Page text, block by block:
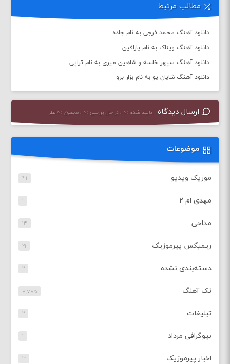
مطالب مرتبط
دانلود آهنگ محمد فرجی به نام جاده
دانلود آهنگ ویناک به نام پارافین
دانلود آهنگ سپهر خلسه و شاهین میری به نام تراپی
دانلود آهنگ شایان یو به نام بزار برو
ارسال دیدگاه تایید شده : ۰ ، در حال بررسی : ۰ ، مجموع : ۰ نظر
موضوعات
موزیک ویدیو ۴۱
مهدی ام ۲ ۱
مداحی ۱۳
ریمیکس پیرموزیک ۲۱
دسته‌بندی نشده ۲
تک آهنگ ۷,۷۸۵
تبلیغات ۲
بیوگرافی مرداد ۱
اخبار پیرموزیک ۳